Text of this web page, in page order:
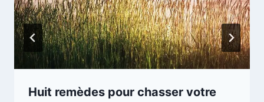
Huit remèdes pour chasser votre